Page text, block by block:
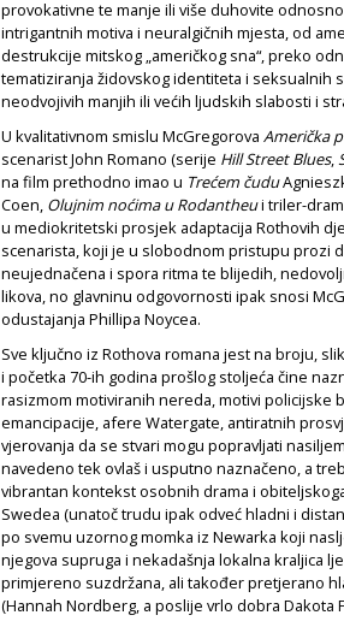
provokativne te manje ili više duhovite
intrigantnih motiva i neuralgičnih mjesta, od
destrukcije mitskog „američkog sna“, preko
tematiziranja židovskog identiteta i
neodvojivih manjih ili većih ljudskih slabosti i
U kvalitativnom smislu McGregorova Američka
scenarist John Romano (serije Hill Street Blues,
na film prethodno imao u Trećem čudu
Coen, Olujnim noćima u Rodantheui triler-
u mediokritetski prosjek adaptacija Rothovih
scenarista, koji je u slobodnom pristupu prozi
neujednačena i spora ritma te blijedih,
likova, no glavninu odgovornosti ipak snosi
odustajanja Phillipa Noycea.
Sve ključno iz Rothova romana jest na broju,
i početka 70-ih godina prošlog stoljeća čine
rasizmom motiviranih nereda, motivi
emancipacije, afere Watergate, antiratnih
vjerovanja da se stvari mogu popravljati
navedeno tek ovlaš i usputno naznačeno, a
vibrantan kontekst osobnih drama i
Swedea (unatoč trudu ipak odveć hladni i
po svemu uzornog momka iz Newarka koji
njegova supruga i nekadašnja lokalna kraljica
primjereno suzdržana, ali također pretjerano
(Hannah Nordberg, a poslije vrlo dobra Dakota